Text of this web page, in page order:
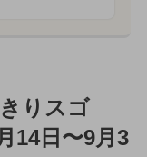
りスゴ
14日〜9月3